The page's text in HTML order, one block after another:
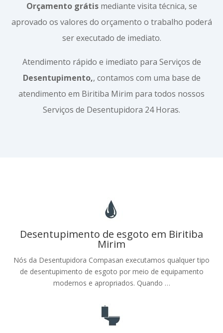
Orçamento grátismediante visita técnica, se
aprovado os valores do orçamento o trabalho poderá
ser executado de imediato.
Atendimento rápido e imediato para Serviços de
Desentupimento,, contamos com uma base de
atendimento em Biritiba Mirim para todos nossos
Serviços de Desentupidora 24 Horas.
Desentupimento de esgoto em Biritiba
Mirim
Nós da Desentupidora Compasan executamos qualquer tipo
de desentupimento de esgoto por meio de equipamento
modernos e apropriados. Quando …